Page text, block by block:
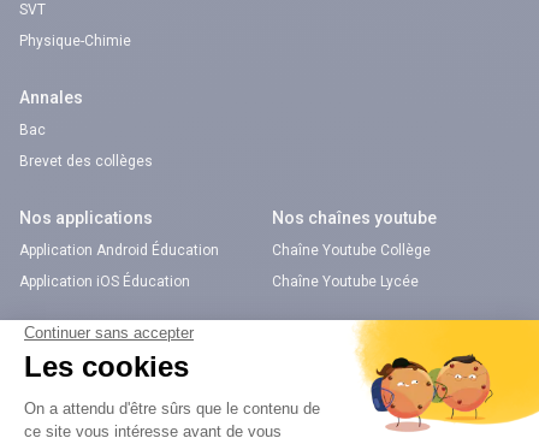
SVT
Physique-Chimie
Annales
Bac
Brevet des collèges
Nos applications
Application Android Éducation
Application iOS Éducation
Nos chaînes youtube
Chaîne Youtube Collège
Chaîne Youtube Lycée
digiSchool Orientation
Orientation
Diplômes
Nos applications
Application Android Pitangoo